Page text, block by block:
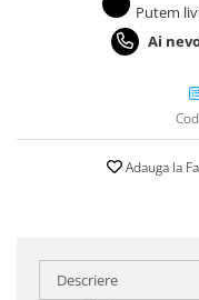
Putem
Ai
Adauga la
Descriere